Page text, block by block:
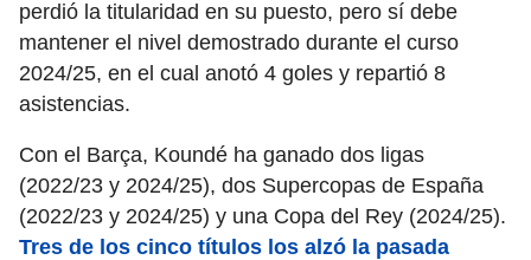
perdió la titularidad en su puesto, pero sí debe
mantener el nivel demostrado durante el curso
2024/25, en el cual anotó 4 goles y repartió 8
asistencias.
Con el Barça, Koundé ha ganado dos ligas
(2022/23 y 2024/25), dos Supercopas de España
(2022/23 y 2024/25) y una Copa del Rey (2024/25).
Tres de los cinco títulos los alzó la pasada